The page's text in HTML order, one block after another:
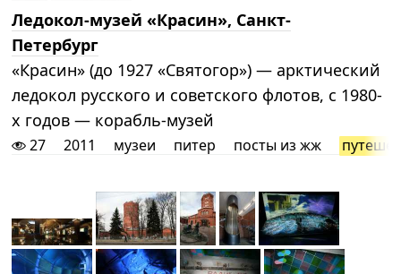
Ледокол-музей «Красин», Санкт-
Петербург
«Красин» (до 1927 «Святогор») — арктический
ледокол русского и советского флотов, с 1980-
х годов — корабль-музей
27 2011 музеи питер посты из жж